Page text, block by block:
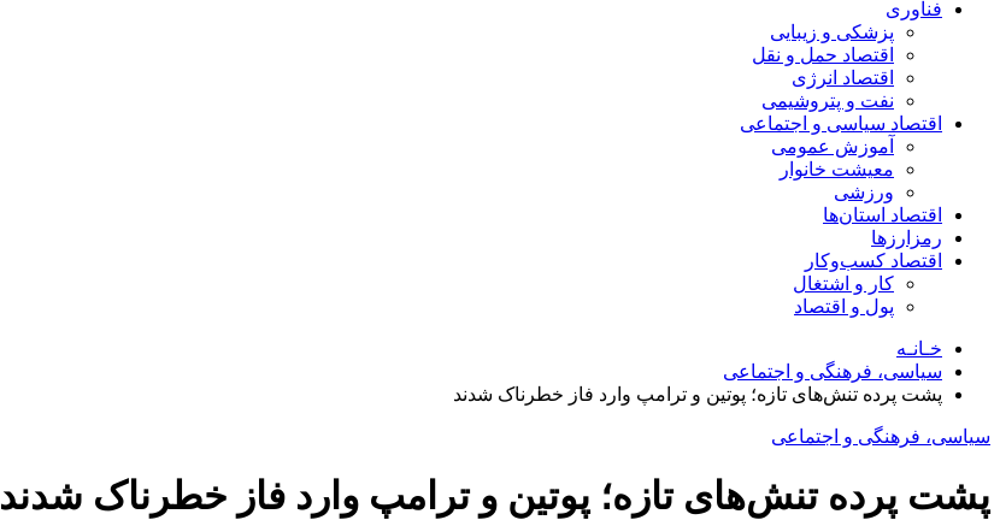
فناوری
پزشکی و زیبایی
اقتصاد حمل و نقل
اقتصاد انرژی
نفت و پتروشیمی
اقتصاد سیاسی و اجتماعی
آموزش عمومی
معیشت خانوار
ورزشی
اقتصاد استان‌ها
رمزارزها
اقتصاد کسب‌و‌کار
کار و اشتغال
پول و اقتصاد
خـانـه
سیاسی، فرهنگی و اجتماعی
پشت پرده تنش‌های تازه؛ پوتین و ترامپ وارد فاز خطرناک شدند
سیاسی، فرهنگی و اجتماعی
پشت پرده تنش‌های تازه؛ پوتین و ترامپ وارد فاز خطرناک شدند